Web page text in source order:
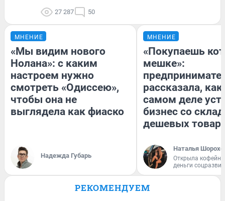
27 287 50
МНЕНИЕ
«Мы видим нового
Нолана»: с каким
настроем нужно
смотреть «Одиссею»,
чтобы она не
выглядела как фиаско
Надежда Губарь
МНЕНИЕ
«Покупаешь
мешке»:
рассказала, как
самом деле
бизнес со
дешевых
Наталья
Открыла
деньги
РЕКОМЕНДУЕМ